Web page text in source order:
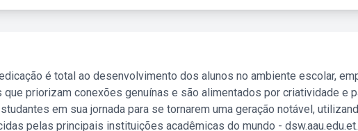
é total ao desenvolvimento dos alunos no ambiente escolar,
priorizam conexões genuínas e são alimentados por criatividade e
em sua jornada para se tornarem uma geração notável,
pelas principais instituições acadêmicas do mundo - dsw.aau.edu.et.